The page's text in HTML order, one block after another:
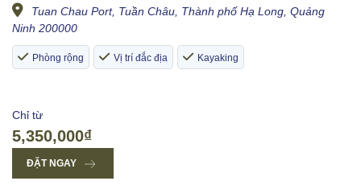
Tuan Chau Port, Tuần Châu, Thành phố Hạ Long, Quảng
Ninh 200000
Phòng rộng Vị trí đắc địa Kayaking
Chỉ từ
5,350,000₫
ĐẶT NGAY